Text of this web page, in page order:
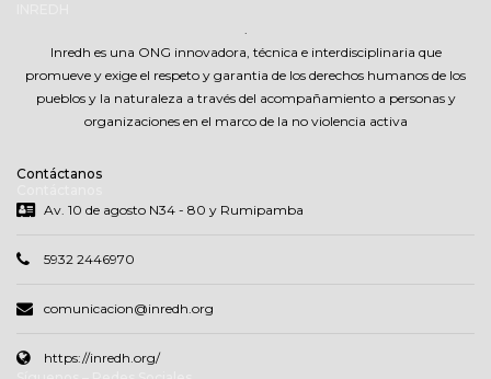
.
Inredh es una ONG innovadora, técnica e interdisciplinaria que
promueve y exige el respeto y garantia de los derechos humanos de los
pueblos y la naturaleza a través del acompañamiento a personas y
organizaciones en el marco de la no violencia activa
Contáctanos
Av. 10 de agosto N34 - 80 y Rumipamba
5932 2446970
comunicacion@inredh.org
https://inredh.org/